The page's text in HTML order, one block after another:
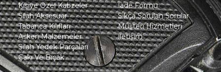
Kişiye Özel Kabzeler
Silah Aksesuar
Tabanca Kılıfları
Askeri Malzemeler
Silah Yedek Parçaları
Çakı Ve Bıçak
İade Formu
Sıkça Sorulan Sorular
Müşteri Hizmetleri
İletişim